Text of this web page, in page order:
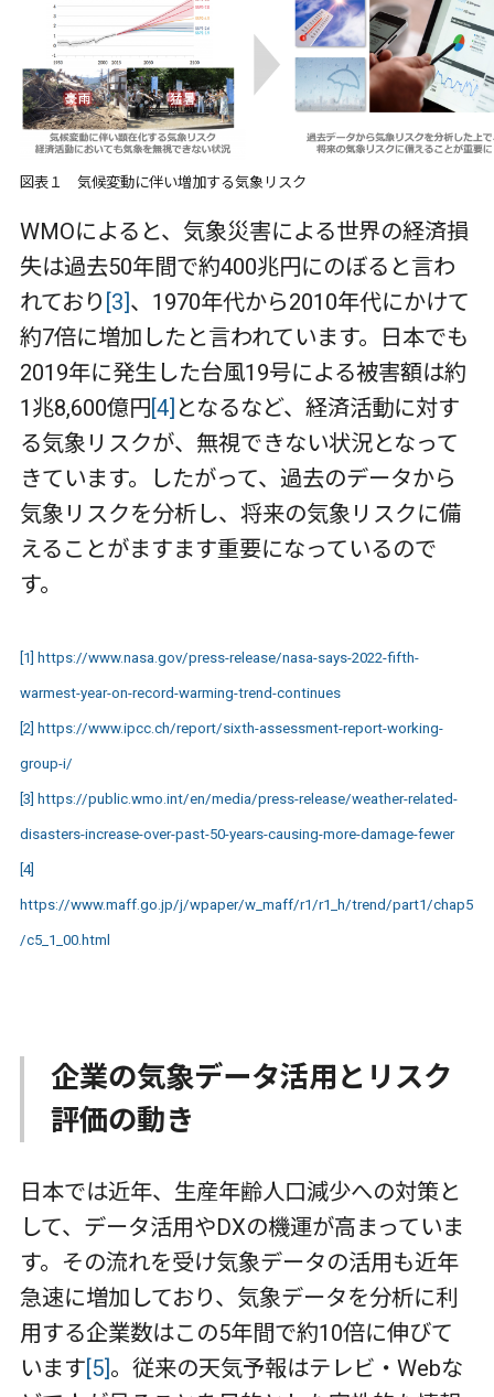
図表１ 気候変動に伴い増加する気象リスク
WMOによると、気象災害による世界の経済損
失は過去50年間で約400兆円にのぼると言わ
れており [3]、 1970年代から2010年代にかけて
約7倍に増加したと言われています。日本でも
2019年に発生した台風19号による被害額は約
1 兆8,600億円[4] となるなど、経済活動に対す
る気象リスクが、無視できない状況となって
きています。したがって、過去のデータから
気象リスクを分析し、将来の気象リスクに備
えることがますます重要になっているので
す。
[1] https://www.nasa.gov/press-release/nasa-says-2022-fifth-
warmest-year-on-record-warming-trend-continues
[2] https://www.ipcc.ch/report/sixth-assessment-report-working-
group-i/
[3] https://public.wmo.int/en/media/press-release/weather-related-
disasters-increase-over-past-50-years-causing-more-damage-fewer
[4]
https://www.maff.go.jp/j/wpaper/w_maff/r1/r1_h/trend/part1/chap5
/c5_1_00.html
企業の気象データ活用とリスク
評価の動き
日本では近年、生産年齢人口減少への対策と
して、データ活用やDXの機運が高まっていま
す。その流れを受け気象データの活用も近年
急速に増加しており、気象データを分析に利
用する企業数はこの5年間で約10倍に伸びて
います[5]。従来の天気予報はテレビ・ Webな